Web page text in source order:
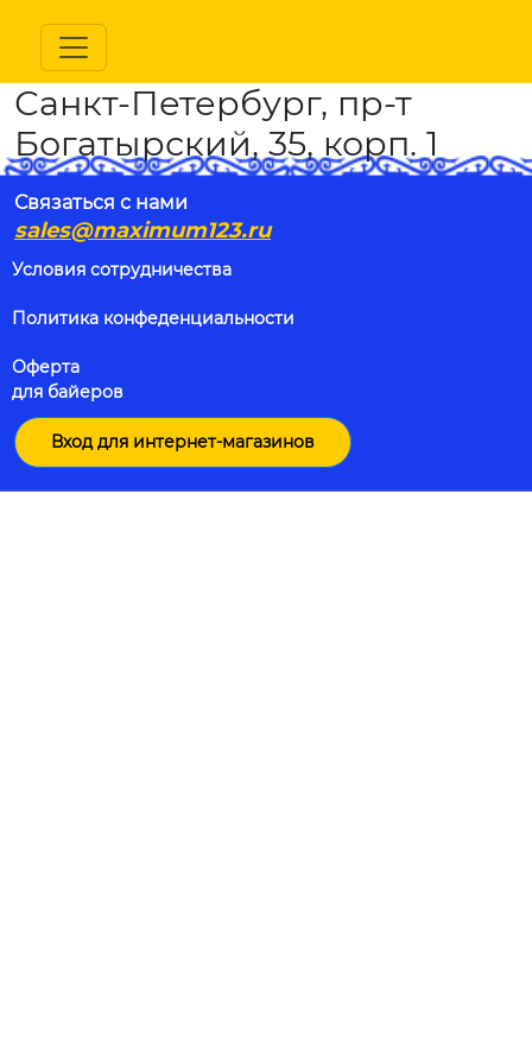
Санкт-Петербург, пр-т
Богатырский, 35, корп. 1
Связаться с нами
sales@maximum123.ru
Условия сотрудничества
Политика конфеденциальности
Оферта
для байеров
Вход для интернет-магазинов